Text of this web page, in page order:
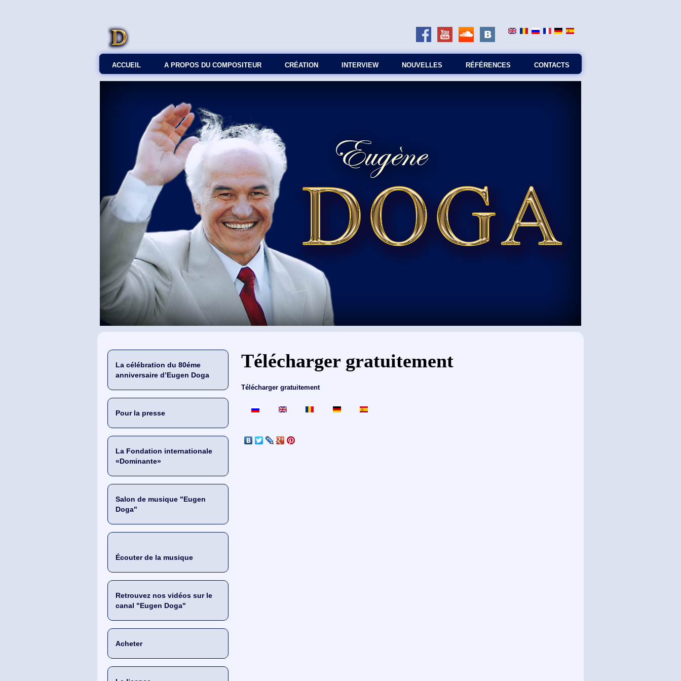
ACCUEIL A PROPOS DU COMPOSITEUR СRÉATION INTERVIEW NOUVELLES RÉFÉRENCES CONTACTS
La célébration du 80éme
anniversaire d’Eugen Doga
Pour la presse
La Fondation internationale
«Dominante»
Salon de musique "Eugen
Doga"
Écouter de la musique
Retrouvez nos vidéos sur le
canal "Eugen Doga"
Acheter
Vous êtes ici
Télécharger gratuitement
Télécharger gratuitement